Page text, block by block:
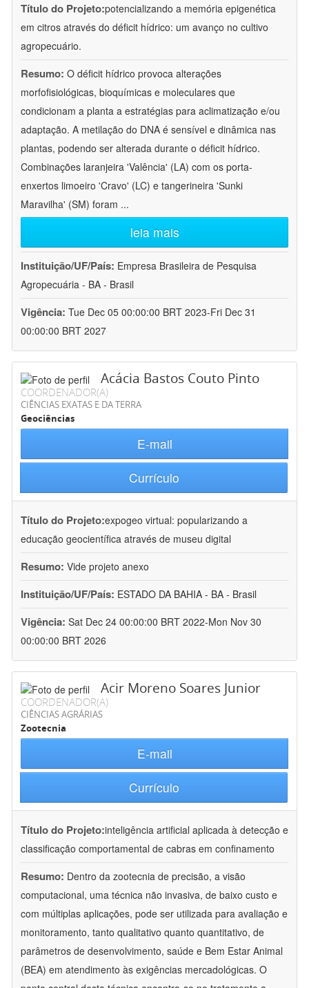
Título do Projeto:potencializando a memória epigenética
em citros através do déficit hídrico: um avanço no cultivo
agropecuário.
Resumo: O déficit hídrico provoca alterações
morfofisiológicas, bioquímicas e moleculares que
condicionam a planta a estratégias para aclimatização e/ou
adaptação. A metilação do DNA é sensível e dinâmica nas
plantas, podendo ser alterada durante o déficit hídrico.
Combinações laranjeira 'Valência' (LA) com os porta-
enxertos limoeiro 'Cravo' (LC) e tangerineira 'Sunki
Maravilha' (SM) foram ...
leia mais
Instituição/UF/País: Empresa Brasileira de Pesquisa
Agropecuária - BA - Brasil
Vigência: Tue Dec 05 00:00:00 BRT 2023-Fri Dec 31
00:00:00 BRT 2027
Acácia Bastos Couto Pinto
COORDENADOR(A)
CIÊNCIAS EXATAS E DA TERRA
Geociências
E-mail
Currículo
Título do Projeto:expogeo virtual: popularizando a
educação geocientífica através de museu digital
Resumo: Vide projeto anexo
Instituição/UF/País: ESTADO DA BAHIA - BA - Brasil
Vigência: Sat Dec 24 00:00:00 BRT 2022-Mon Nov 30
00:00:00 BRT 2026
Acir Moreno Soares Junior
COORDENADOR(A)
CIÊNCIAS AGRÁRIAS
Zootecnia
E-mail
Currículo
Título do Projeto:inteligência artificial aplicada à detecção e
classificação comportamental de cabras em confinamento
Resumo: Dentro da zootecnia de precisão, a visão
computacional, uma técnica não invasiva, de baixo custo e
com múltiplas aplicações, pode ser utilizada para avaliação e
monitoramento, tanto qualitativo quanto quantitativo, de
parâmetros de desenvolvimento, saúde e Bem Estar Animal
(BEA) em atendimento às exigências mercadológicas. O